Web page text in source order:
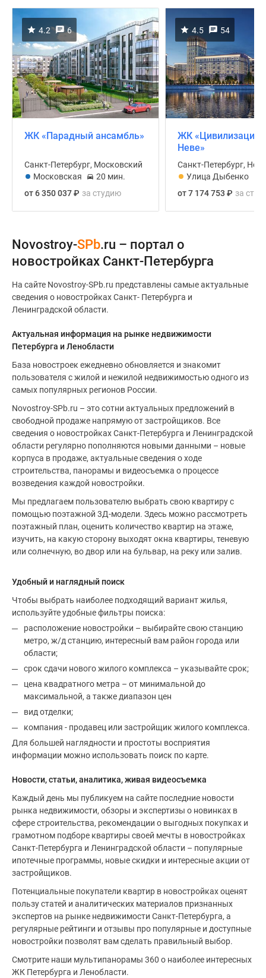
4.2 6
ЖК «Парадный ансамбль»
Санкт-Петербург, Московский
Московская
20 мин.
от 6 350 037₽ за cтудию
4.5 54
ЖК «Цивилизация
Неве»
Санкт-Петербург,
Улица Дыбенко
от 7 174 753 ₽ за
Novostroy-SPb.ru – портал о
новостройках Санкт-Петербурга
На сайте Novostroy-SPb.ru представлены самые актуальные
сведения о новостройках Санкт- Петербурга и
Ленинградской области.
Актуальная информация на рынке недвижимости
Петербурга и Ленобласти
База новостроек ежедневно обновляется и знакомит
пользователя с жилой и нежилой недвижимостью одного из
самых популярных регионов России.
Novostroy-SPb.ru – это сотни актуальных предложений в
свободной продаже напрямую от застройщиков. Все
сведения о новостройках Санкт-Петербурга и Ленинградской
области регулярно пополняются новыми данными – новые
корпуса в продаже, актуальные сведения о ходе
строительства, панорамы и видеосъемка о процессе
возведения каждой новостройки.
Мы предлагаем пользователю выбрать свою квартиру с
помощью поэтажной 3Д-модели. Здесь можно рассмотреть
поэтажный план, оценить количество квартир на этаже,
изучить, на какую сторону выходят окна квартиры, теневую
или солнечную, во двор или на бульвар, на реку или залив.
Удобный и наглядный поиск
Чтобы выбрать наиболее подходящий вариант жилья,
используйте удобные фильтры поиска:
расположение новостройки – выбирайте свою станцию
метро, ж/д станцию, интересный вам район города или
области;
срок сдачи нового жилого комплекса – указывайте срок;
цена квадратного метра – от минимальной до
максимальной, а также диапазон цен
вид отделки;
компания - продавец или застройщик жилого комплекса.
Для большей наглядности и простоты восприятия
информации можно использовать поиск по карте.
Новости, статьи, аналитика, живая видеосъемка
Каждый день мы публикуем на сайте последние новости
рынка недвижимости, обзоры и экспертизы о новинках в
сфере строительства, рекомендации о выгодных покупках и
грамотном подборе квартиры своей мечты в новостройках
Санкт-Петербурга и Ленинградской области – популярные
ипотечные программы, новые скидки и интересные акции от
застройщиков.
Потенциальные покупатели квартир в новостройках оценят
пользу статей и аналитических материалов признанных
экспертов на рынке недвижимости Санкт-Петербурга, а
регулярные рейтинги и отзывы про популярные и доступные
новостройки позволят вам сделать правильный выбор.
Смотрите наши мультипанорамы 360 о наиболее интересных
ЖК Петербурга и Ленобласти.